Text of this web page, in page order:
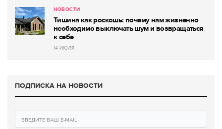
НОВОСТИ
Тишина как роскошь: почему нам жизненно
необходимо выключать шум и возвращаться
к себе
14 ИЮЛЯ
ПОДПИСКА НА НОВОСТИ